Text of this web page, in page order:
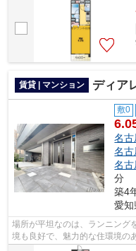
賃貸 | マンション ディア
敷0
名古
名古
名古
分
築4
愛知
場所が平坦なのは、ランニング
境も良好で、魅力的な住環境の
内ごみ置き場・エレベータなど